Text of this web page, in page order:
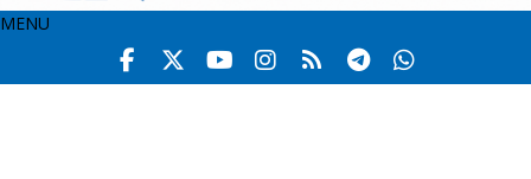
MENU